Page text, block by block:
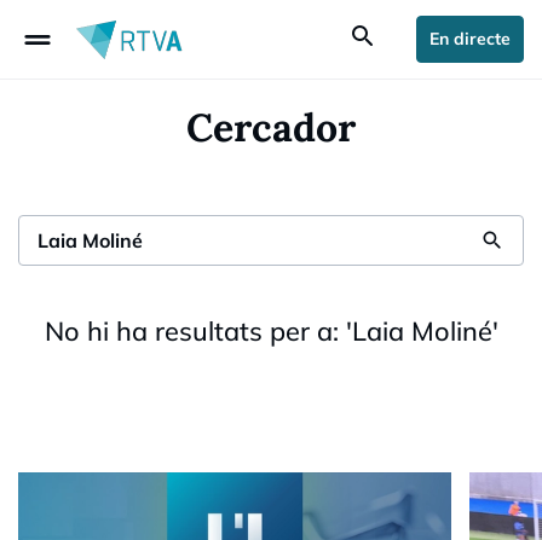
drag_handle search En directe
Cercador
search
No hi ha resultats per a: 'Laia Moliné'